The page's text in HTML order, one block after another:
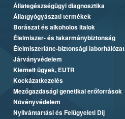
Állategészségügyi diagnosztika
Állatgyógyászati termékek
Borászat és alkoholos italok
Élelmiszer- és takarmánybiztonság
Élelmiszerlánc-biztonsági laborhálózat
Járványvédelem
Kiemelt ügyek, EUTR
Kockázatkezelés
Mezőgazdasági genetikai erőforrások
Növényvédelem
Nyilvántartási és Felügyeleti Díj